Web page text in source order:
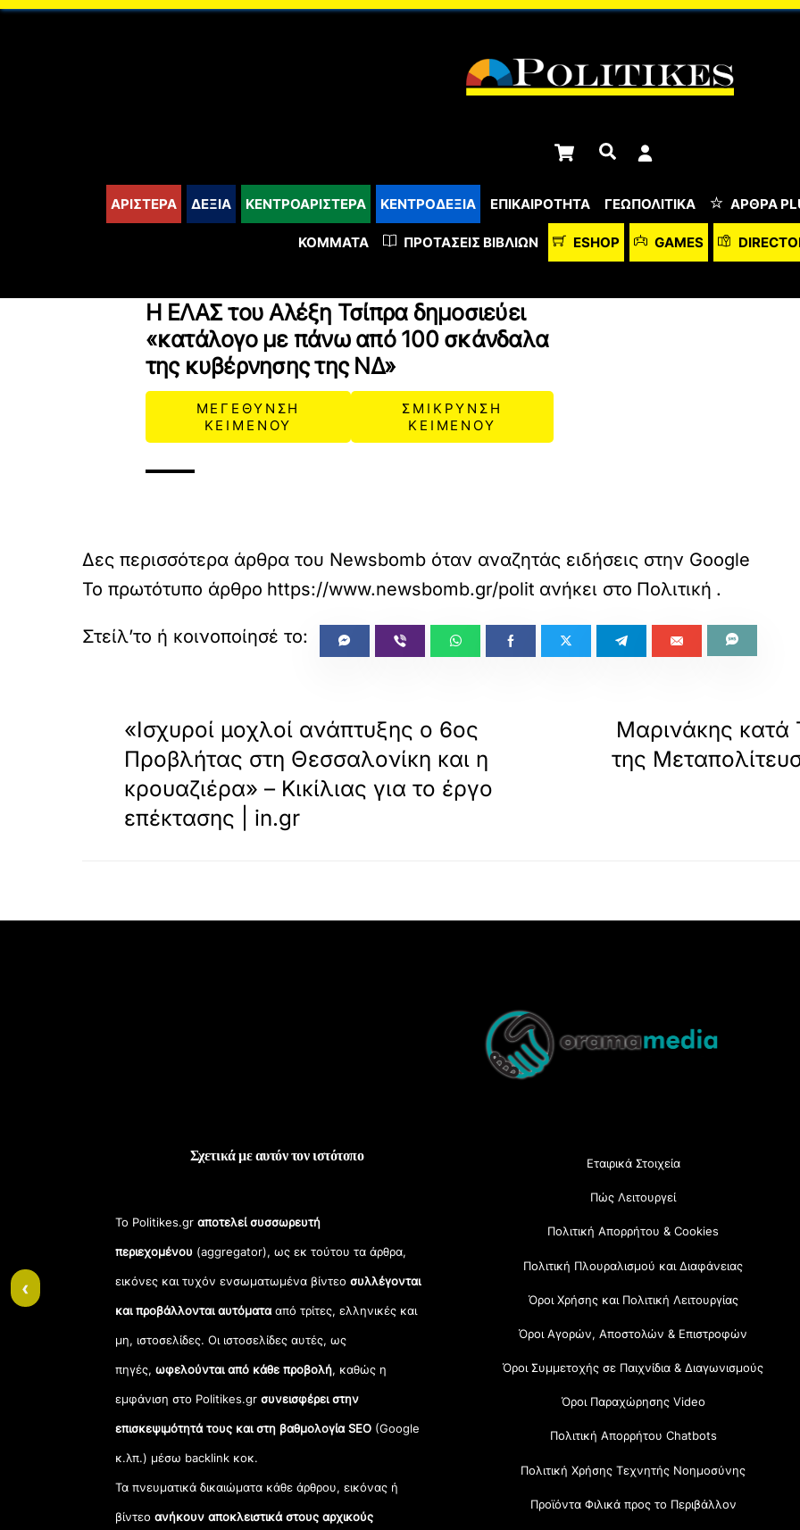
content
Cart Αναζήτηση
ΑΡΙΣΤΕΡΑ ΔΕΞΙΑ ΚΕΝΤΡΟΑΡΙΣΤΕΡΑ ΚΕΝΤΡΟΔΕΞΙΑ ΕΠΙΚΑΙΡΟΤΗΤΑ ΓΕΩΠΟΛΙΤΙΚΑ ΆΡΘΡΑ
ΚΌΜΜΑΤΑ ΠΡΟΤΆΣΕΙΣ ΒΙΒΛΊΩΝ ESHOP GAMES
Η ΕΛΑΣ του Αλέξη Τσίπρα δημοσιεύει
«κατάλογο με πάνω από 100 σκάνδαλα
της κυβέρνησης της ΝΔ»
ΜΕΓΕΘΥΝΣΗ
ΚΕΙΜΕΝΟΥ
ΣΜΙΚΡΥΝΣΗ
ΚΕΙΜΕΝΟΥ
Δες περισσότερα άρθρα του Newsbomb όταν αναζητάς ειδήσεις στην Google
Το πρωτότυπο άρθρο https://www.newsbomb.gr/politikh/story/1748035/i-elas-
ανήκει στο Πολιτική .
«Ισχυροί μοχλοί ανάπτυξης ο 6ος
Προβλήτας στη Θεσσαλονίκη και η
κρουαζιέρα» – Κικίλιας για το έργο
επέκτασης | in.gr
Μαρινάκης κατά
της
Top
Σχετικά με αυτόν τον ιστότοπο
Το Politikes.grαποτελεί συσσωρευτή
περιεχομένου (aggregator), ως εκ τούτου τα άρθρα,
εικόνες και τυχόν ενσωματωμένα βίντεοσυλλέγονται
και προβάλλονται αυτόματααπό τρίτες, ελληνικές και
μη, ιστοσελίδες. Οι ιστοσελίδες αυτές, ως
πηγές,ωφελούνται από κάθε προβολή, καθώς η
εμφάνιση στο Politikes.gr συνεισφέρει στην
επισκεψιμότητά τους και στη βαθμολογία SEO (Google
κ.λπ.) μέσω backlink κοκ.
Τα πνευματικά δικαιώματα κάθε άρθρου, εικόνας ή
βίντεοανήκουν αποκλειστικά στους αρχικούς
Εταιρικά Στοιχεία
Πώς Λειτουργεί
Πολιτική Απορρήτου & Cookies
Πολιτική Πλουραλισμού και Διαφάνειας
Όροι Χρήσης και Πολιτική Λειτουργίας
Όροι Αγορών, Αποστολών & Επιστροφών
Όροι Συμμετοχής σε Παιχνίδια & Διαγωνισμούς
Όροι Παραχώρησης Video
Πολιτική Απορρήτου Chatbots
Πολιτική Χρήσης Τεχνητής Νοημοσύνης
Προϊόντα Φιλικά προς το Περιβάλλον
‹